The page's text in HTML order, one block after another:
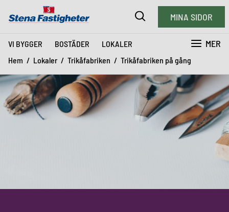
VI BYGGER BOSTÄDER LOKALER MER
MINA SIDOR
Hem Lokaler Trikåfabriken Trikåfabriken på gång